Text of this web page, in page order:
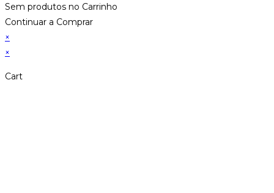
Sem produtos no Carrinho
Continuar a Comprar
×
×
Cart